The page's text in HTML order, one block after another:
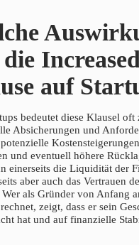
auf
bedeutet diese Klausel oft
Absicherungen und
und eventuell höhere
einerseits die Liquidität der
aber auch das Vertrauen
Wer als Gründer von Anfang
zeigt, dass er sein
hat und auf finanzielle